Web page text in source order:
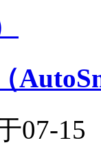
07-15